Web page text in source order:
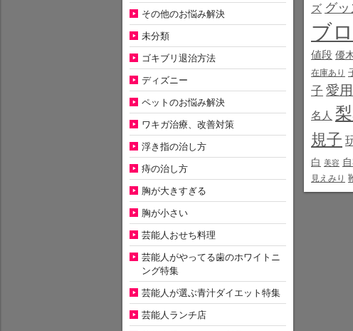
その他のお悩み解決
未分類
ゴキブリ退治方法
ディズニー
ペットのお悩み解決
ワキガ治療、改善対策
浮き指の治し方
痔の治し方
胸が大きすぎる
胸が小さい
芸能人おせち料理
芸能人がやってる歯のホワイトニ
ング特集
芸能人が選ぶ青汁ダイエット特集
芸能人ランチ店
ズ グ
ブ
値段 優
在庫あり
子 愛用
名人
規子
白 美容
見えみり